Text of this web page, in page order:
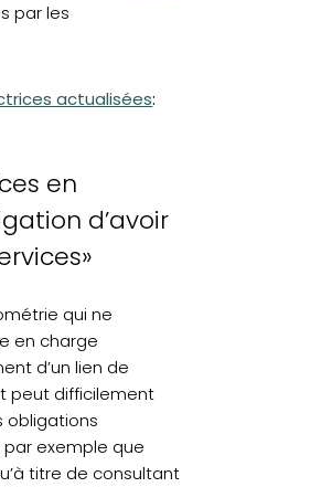
par les
actualisées:
en
d’avoir
qui ne
en charge
d’un lien de
peut difficilement
obligations
exemple que
titre de consultant